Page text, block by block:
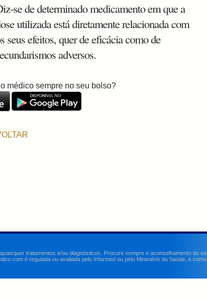
se de determinado medicamento em que a
utilizada está diretamente relacionada com
seus efeitos, quer de eficácia como de
adversos.
médico sempre no seu bolso?
tratamentos e/ou diagnósticos. Procure sempre o aconselhamento do
é regulada ou avaliada pelo Infarmed ou pelo Ministério da Saúde, e